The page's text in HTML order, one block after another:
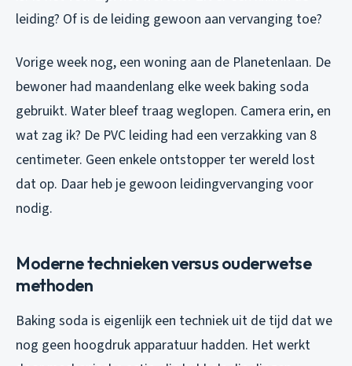
leiding? Of is de leiding gewoon aan vervanging toe?
Vorige week nog, een woning aan de Planetenlaan. De
bewoner had maandenlang elke week baking soda
gebruikt. Water bleef traag weglopen. Camera erin, en
wat zag ik? De PVC leiding had een verzakking van 8
centimeter. Geen enkele ontstopper ter wereld lost
dat op. Daar heb je gewoon leidingvervanging voor
nodig.
Moderne technieken versus ouderwetse
methoden
Baking soda is eigenlijk een techniek uit de tijd dat we
nog geen hoogdruk apparatuur hadden. Het werkt